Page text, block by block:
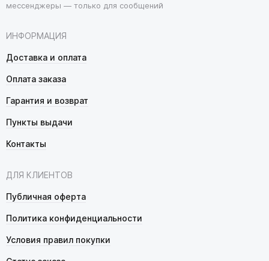
ИНФОРМАЦИЯ
Доставка и оплата
Оплата заказа
Гарантия и возврат
Пункты выдачи
Контакты
ДЛЯ КЛИЕНТОВ
Публичная оферта
Политика конфиденциальности
Условия правил покупки
мессенджеры — только для сообщений